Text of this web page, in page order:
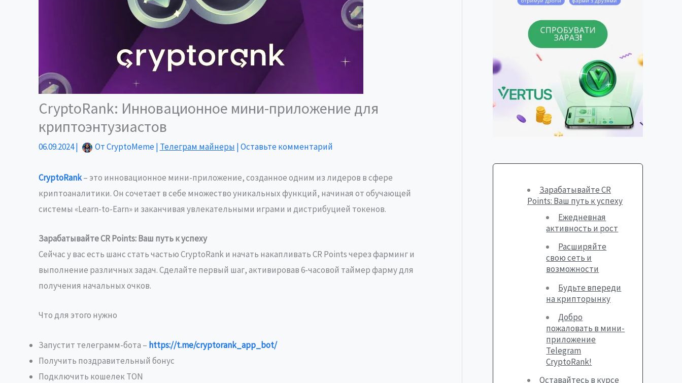
CryptoRank: Инновационное мини-приложение для
криптоэнтузиастов
06.09.2024| ОтCryptoMeme| Телеграм майнеры |Оставьте комментарий
CryptoRank– это инновационное мини-приложение, созданное одним из лидеров в сфере
криптоаналитики. Он сочетает в себе множество уникальных функций, начиная от обучающей
системы «Learn-to-Earn» и заканчивая увлекательными играми и дистрибуцией токенов.
Зарабатывайте CR Points: Ваш путь к успеху
Сейчас у вас есть шанс стать частью CryptoRank и начать накапливать CR Points через фарминг и
выполнение различных задач. Сделайте первый шаг, активировав 6-часовой таймер фарму для
получения начальных очков.
Что для этого нужно
Запустит телеграмм-бота – https://t.me/cryptorank_app_bot/
Получить поздравительный бонус
Подключить кошелек TON
Зарабатывайте CR
Points: Ваш путь к успеху
Ежедневная
активность и рост
Расширяйте
свою сеть и
возможности
Будьте впереди
на крипторынку
Добро
пожаловать в мини-
приложение
Telegram
CryptoRank!
Оставайтесь в курсе